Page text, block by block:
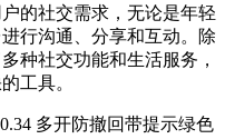
的社交需求，无论是年轻
行沟通、分享和互动。除
种社交功能和生活服务，
工具。